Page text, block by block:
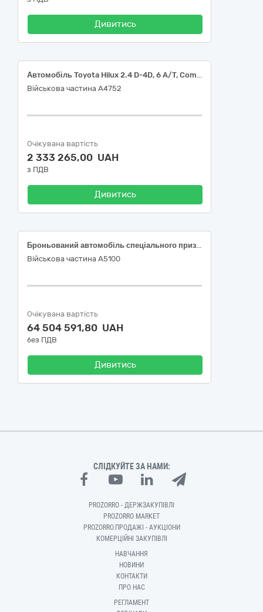
Дивитись
Автомобіль Toyota Hilux 2.4 D-4D, 6 A/T, Comfort
Військова частина А4752
Очікувана вартість
2 333 265,00 UAH
з ПДВ
Дивитись
Броньований автомобіль спеціального призначення з панцеровим захистом на базі пікапу TOYOTA HILUX
Військова частина А5100
Очікувана вартість
64 504 591,80 UAH
без ПДВ
Дивитись
СЛІДКУЙТЕ ЗА НАМИ:
PROZORRO - ДЕРЖЗАКУПІВЛІ
PROZORRO MARKET
PROZORRO.ПРОДАЖІ - АУКЦІОНИ
КОМЕРЦІЙНІ ЗАКУПІВЛІ
НАВЧАННЯ
НОВИНИ
КОНТАКТИ
ПРО НАС
РЕГЛАМЕНТ